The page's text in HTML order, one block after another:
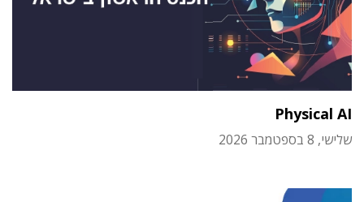
Physical AI
שלישי, 8 בספטמבר 2026